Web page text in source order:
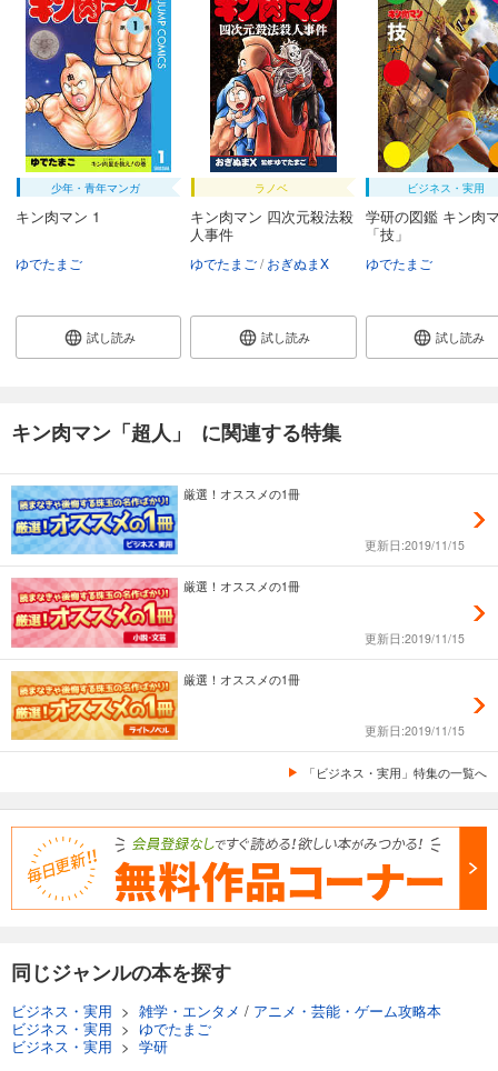
少年・青年マンガ
キン肉マン 1
ゆでたまご
試し読み
ラノベ
キン肉マン 四次元殺法殺
人事件
ゆでたまご おぎぬまX
試し読み
ビジネス・実用
学研の図鑑 キン肉
「技」
ゆでたまご
試し読み
キン肉マン「超人」 に関連する特集
厳選！オススメの1冊
更新日:2019/11/15
厳選！オススメの1冊
更新日:2019/11/15
厳選！オススメの1冊
更新日:2019/11/15
「ビジネス・実用」特集の一覧へ
同じジャンルの本を探す
ビジネス・実用 > 雑学・エンタメ / アニメ・芸能・ゲーム攻略本
ビジネス・実用 > ゆでたまご
ビジネス・実用 > 学研